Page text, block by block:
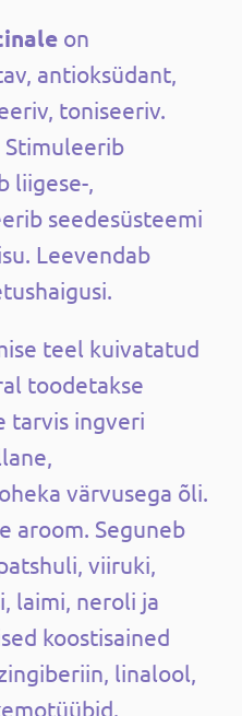
on
antioksüdant,
toniseeriv.
liigese-,
seedesüsteemi
Leevendab
teel kuivatatud
toodetakse
tarvis ingveri
värvusega õli.
aroom. Seguneb
viiruki,
laimi, neroli ja
koostisained
linalool,